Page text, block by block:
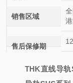
销售区域
售后保修期
THK直线导